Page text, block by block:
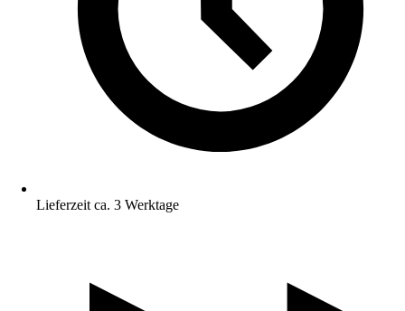
Lieferzeit ca. 3 Werktage